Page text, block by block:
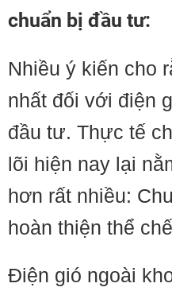
chuẩn bị đầu tư:
Nhiều ý kiến cho
nhất đối với điện
đầu tư. Thực tế
lõi hiện nay lại
hơn rất nhiều:
hoàn thiện thể
Điện gió ngoài